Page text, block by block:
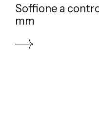
Soffione a
mm